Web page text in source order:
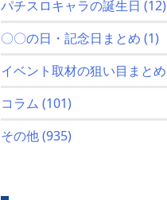
パチスロキャラの誕生日 (12)
〇〇の日・記念日まとめ (1)
イベント取材の狙い目まとめ
コラム (101)
その他(935)